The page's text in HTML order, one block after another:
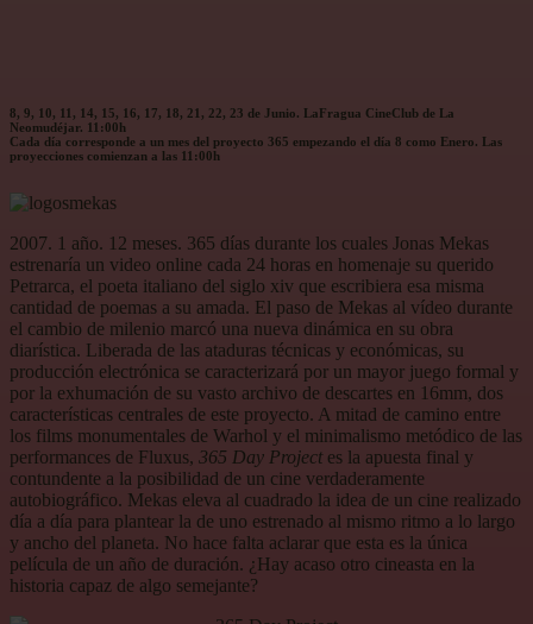
8, 9, 10, 11, 14, 15, 16, 17, 18, 21, 22, 23 de Junio. LaFragua CineClub de La
Neomudéjar. 11:00h
Cada día corresponde a un mes del proyecto 365 empezando el día 8 como Enero. Las
proyecciones comienzan a las 11:00h
2007. 1 año. 12 meses. 365 días durante los cuales Jonas Mekas
estrenaría un video online cada 24 horas en homenaje su querido
Petrarca, el poeta italiano del siglo xiv que escribiera esa misma
cantidad de poemas a su amada. El paso de Mekas al vídeo durante
el cambio de milenio marcó una nueva dinámica en su obra
diarística. Liberada de las ataduras técnicas y económicas, su
producción electrónica se caracterizará por un mayor juego formal y
por la exhumación de su vasto archivo de descartes en 16mm, dos
características centrales de este proyecto. A mitad de camino entre
los films monumentales de Warhol y el minimalismo metódico de las
performances de Fluxus, 365 Day Project es la apuesta final y
contundente a la posibilidad de un cine verdaderamente
autobiográfico. Mekas eleva al cuadrado la idea de un cine realizado
día a día para plantear la de uno estrenado al mismo ritmo a lo largo
y ancho del planeta. No hace falta aclarar que esta es la única
película de un año de duración. ¿Hay acaso otro cineasta en la
historia capaz de algo semejante?